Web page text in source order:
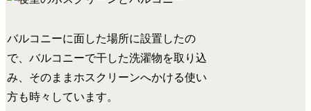
バルコニーに面した場所に設置したの
で、バルコニーで干した洗濯物を取り込
み、そのままホスクリーンへかける使い
方も時々しています。